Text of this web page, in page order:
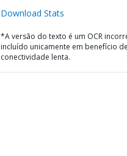
Download Stats
*A versão do texto é um OCR
incluído unicamente em benefício
conectividade lenta.